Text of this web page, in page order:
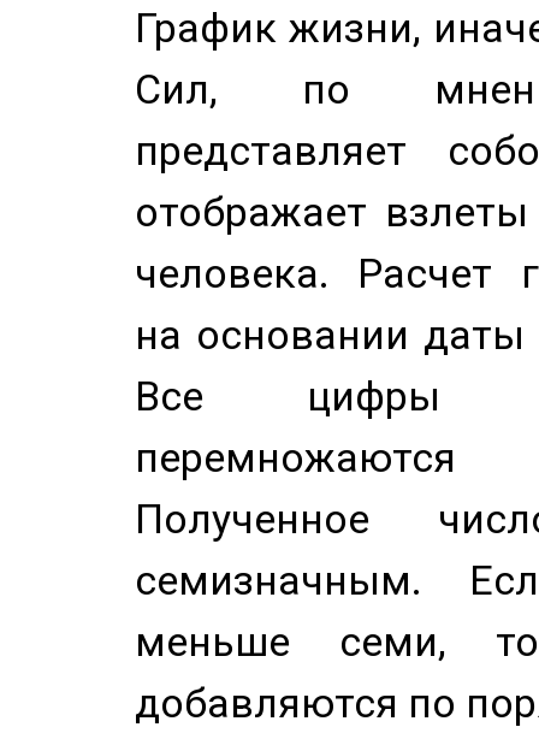
График жизни,
Сил, по
представляет
отображает
человека. Расчет
на основании
Все цифры
Полученное
семизначным.
меньше семи,
добавляются по